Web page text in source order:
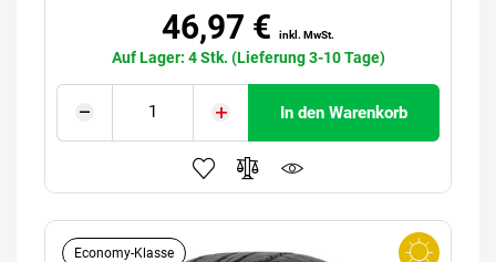
46,97 € inkl. MwSt.
Auf Lager: 4 Stk. (Lieferung 3-10 Tage)
In den Warenkorb
Economy-Klasse